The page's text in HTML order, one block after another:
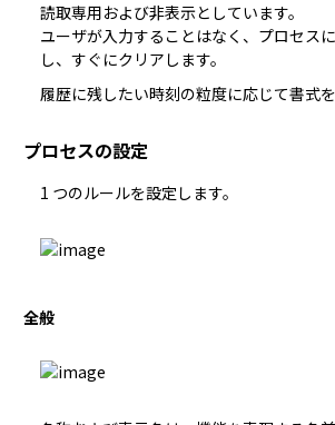
読取専用および非表示としています。
ユーザが入力することはなく、プロセス
し、すぐにクリアします。
履歴に残したい時刻の粒度に応じて書式を
プロセスの設定
1 つのルールを設定します。
全般